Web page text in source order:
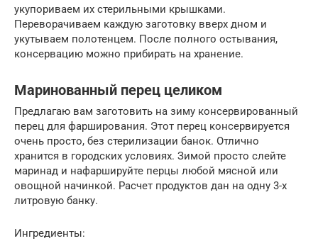
укупориваем их стерильными крышками.
Переворачиваем каждую заготовку вверх дном и
укутываем полотенцем. После полного остывания,
консервацию можно прибирать на хранение.
Маринованный перец целиком
Предлагаю вам заготовить на зиму консервированный
перец для фарширования. Этот перец консервируется
очень просто, без стерилизации банок. Отлично
хранится в городских условиях. Зимой просто слейте
маринад и нафаршируйте перцы любой мясной или
овощной начинкой. Расчет продуктов дан на одну 3-х
литровую банку.
Ингредиенты: